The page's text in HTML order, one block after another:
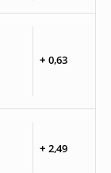
+ 0,63
+ 2,49